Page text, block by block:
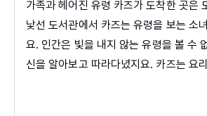
가족과 헤어진 유령 카즈가 도착한 곳은
낯선 도서관에서 카즈는 유령을 보는 소
요. 인간은 빛을 내지 않는 유령을 볼 수
신을 알아보고 따라다녔지요. 카즈는 요